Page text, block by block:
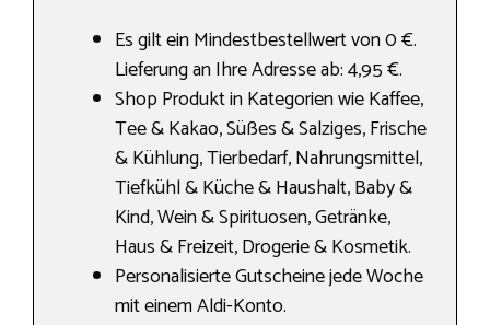
Es gilt ein Mindestbestellwert von 0 €.
Lieferung an Ihre Adresse ab: 4,95 €.
Shop Produkt in Kategorien wie Kaffee,
Tee & Kakao, Süßes & Salziges, Frische
& Kühlung, Tierbedarf, Nahrungs­mittel,
Tiefkühl & Küche & Haushalt, Baby &
Kind, Wein & Spirituosen, Getränke,
Haus & Freizeit, Drogerie & Kosmetik.
Personalisierte Gutscheine jede Woche
mit einem Aldi-Konto.